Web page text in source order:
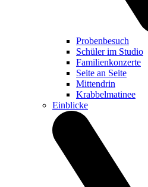
Probenbesuch
Schüler im Studio
Familienkonzerte
Seite an Seite
Mittendrin
Krabbelmatinee
Einblicke